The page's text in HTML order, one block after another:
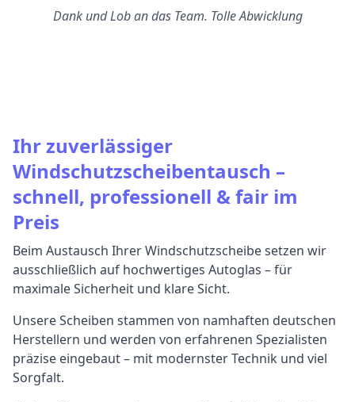
Dank und Lob an das Team. Tolle Abwicklung
Ihr zuverlässiger
Windschutzscheibentausch –
schnell, professionell & fair im
Preis
Beim Austausch Ihrer Windschutzscheibe setzen wir
ausschließlich auf hochwertiges Autoglas – für
maximale Sicherheit und klare Sicht.
Unsere Scheiben stammen von namhaften deutschen
Herstellern und werden von erfahrenen Spezialisten
präzise eingebaut – mit modernster Technik und viel
Sorgfalt.